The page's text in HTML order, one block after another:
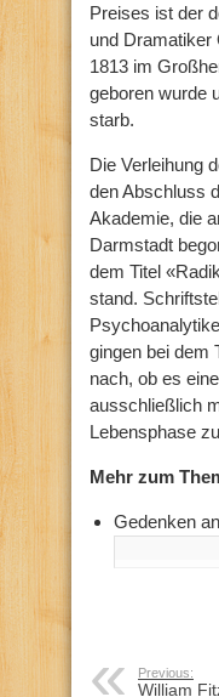
Preises ist der
und Dramatiker
1813 im
geboren wurde
starb.
Die Verleihung
den Abschluss
Akademie, die
Darmstadt
dem Titel
stand.
gingen bei dem
nach, ob es
ausschließlich
Lebensphase
Mehr zum
Gedenken
Previous:
William